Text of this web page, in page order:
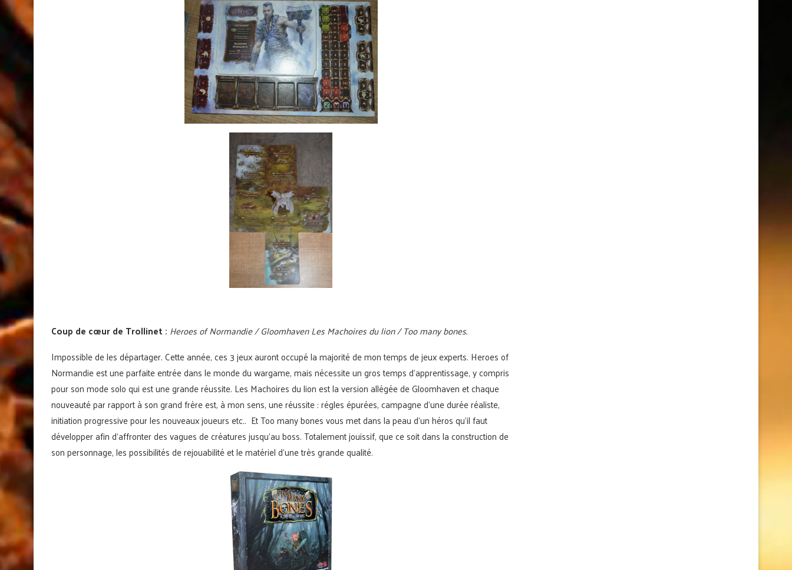
Coup de cœur de Trollinet : Heroes of Normandie / Gloomhaven Les Machoires du lion / Too many bones.
Impossible de les départager. Cette année, ces 3 jeux auront occupé la majorité de mon temps de jeux experts. Heroes of
Normandie est une parfaite entrée dans le monde du wargame, mais nécessite un gros temps d’apprentissage, y compris
pour son mode solo qui est une grande réussite. Les Machoires du lion est la version allégée de Gloomhaven et chaque
nouveauté par rapport à son grand frère est, à mon sens, une réussite : régles épurées, campagne d’une durée réaliste,
initiation progressive pour les nouveaux joueurs etc.. Et Too many bones vous met dans la peau d’un héros qu’il faut
développer afin d’affronter des vagues de créatures jusqu’au boss. Totalement jouissif, que ce soit dans la construction de
son personnage, les possibilités de rejouabilité et le matériel d’une très grande qualité.